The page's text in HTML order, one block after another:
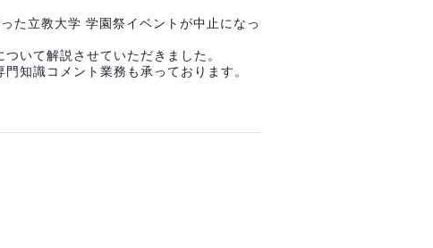
た立教大学 学園祭イベントが中止になっ
いて解説させていただきました。
知識コメント業務も承っております。